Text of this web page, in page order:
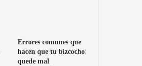
Errores comunes que
hacen que tu bizcocho
quede mal